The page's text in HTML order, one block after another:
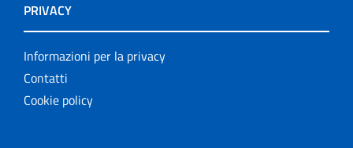
PRIVACY
Informazioni per la privacy
Contatti
Cookie policy